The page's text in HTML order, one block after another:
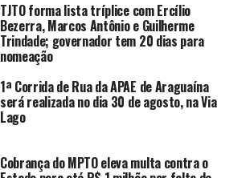
TJTO forma lista tríplice com Ercílio
Bezerra, Marcos Antônio e Guilherme
Trindade; governador tem 20 dias para
nomeação
1ª Corrida de Rua da APAE de Araguaína
será realizada no dia 30 de agosto, na Via
Lago
Cobrança do MPTO eleva multa contra o